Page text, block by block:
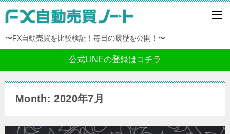
〜FX自動売買を比較検証！毎日の履歴を公開！〜
公式LINEの登録はコチラ
Month: 2020年7月